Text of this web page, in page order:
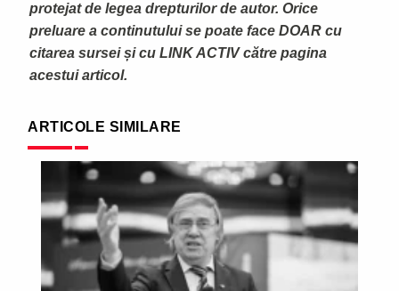
protejat de legea drepturilor de autor. Orice
preluare a continutului se poate face DOAR cu
citarea sursei și cu LINK ACTIV către pagina
acestui articol.
ARTICOLE SIMILARE